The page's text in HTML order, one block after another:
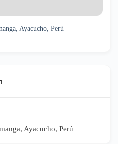
Ayacucho, Perú
Ayacucho, Perú